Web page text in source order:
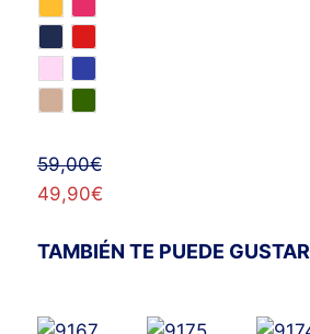
59,00€
49,90€
TAMBIÉN TE PUEDE GUSTAR